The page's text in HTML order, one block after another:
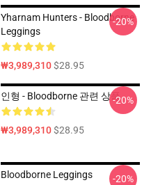
Yharnam Hunters - Bloodborne
Leggings
₩3,989,310$28.95
-20%
인형 - Bloodborne 관련 상품
₩3,989,310$28.95
-20%
Bloodborne Leggings -20%